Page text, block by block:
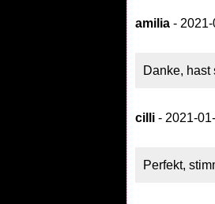
amilia -
Danke, hast
cilli - 2021-
Perfekt,